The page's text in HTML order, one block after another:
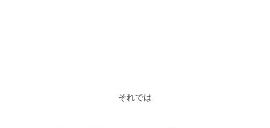
それでは